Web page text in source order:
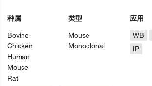
种属
Bovine
Chicken
Human
Mouse
Rat
类型
Mouse
Monoclonal
应用
WB
IP